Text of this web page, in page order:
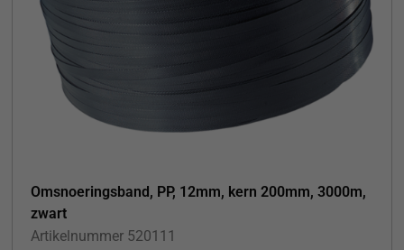
Omsnoeringsband, PP, 12mm, kern 200mm, 3000m,
zwart
Artikelnummer 520111